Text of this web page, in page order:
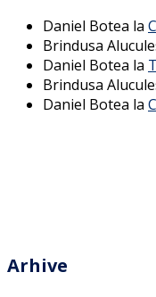
Daniel Botea la
Brindusa
Daniel Botea la
Brindusa
Daniel Botea la
Arhive